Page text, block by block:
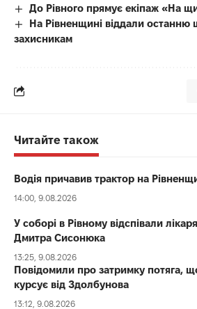
До Рівного прямує екіпаж «На
На Рівненщині віддали
захисникам
Читайте також
Водія причавив трактор на
14:00, 9.08.2026
У соборі в Рівному відспівали лікаря
Дмитра Сисонюка
13:25, 9.08.2026
Повідомили про затримку потяга,
курсує від Здолбунова
13:12, 9.08.2026